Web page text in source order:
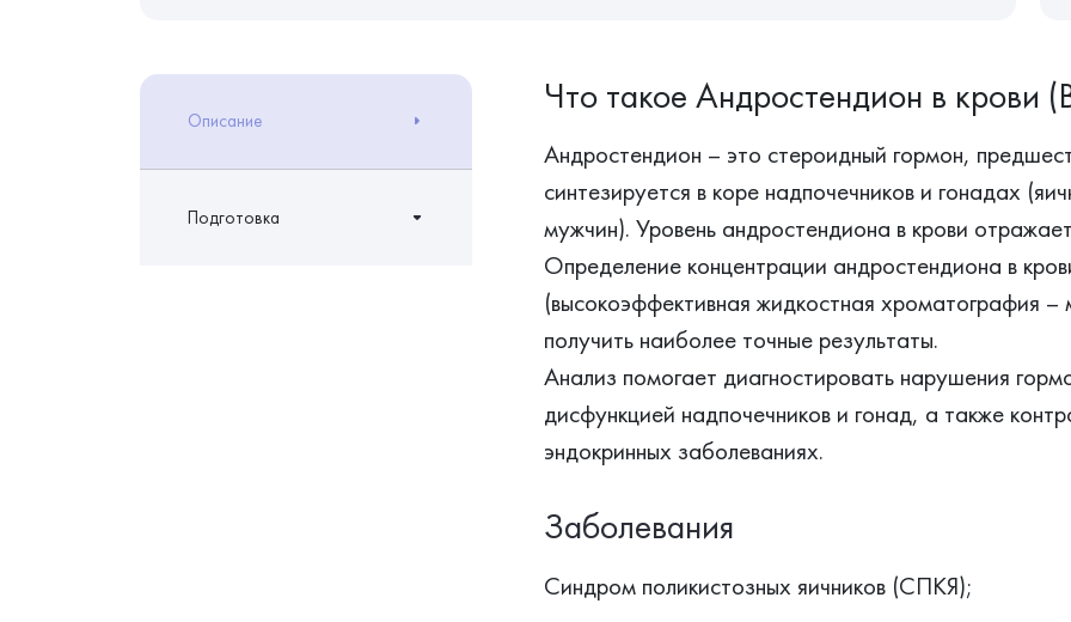
Описание
Подготовка
Что такое Андростендион в
Андростендион – это стероидный гормон,
синтезируется в коре надпочечников и гонадах
мужчин). Уровень андростендиона в крови
Определение концентрации андростендиона в
(высокоэффективная жидкостная хроматография –
получить наиболее точные результаты.
Анализ помогает диагностировать нарушения
дисфункцией надпочечников и гонад, а также
эндокринных заболеваниях.
Заболевания
Синдром поликистозных яичников (СПКЯ);